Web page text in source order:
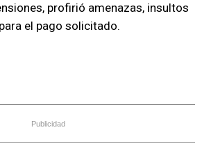
profirió amenazas, insultos
el pago solicitado.
Publicidad